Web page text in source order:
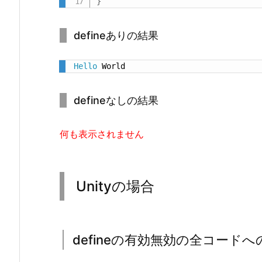
適
defineありの結果
Hello World
defineなしの結果
何も表示されません
Unityの場合
defineの有効無効の全コードへ